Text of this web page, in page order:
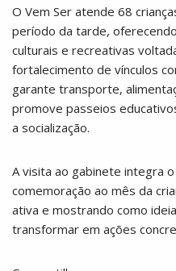
O Vem Ser atende 68
período da tarde,
culturais e recreativas
fortalecimento de vínculos
garante transporte,
promove passeios
a socialização.
A visita ao gabinete integra
comemoração ao mês da
ativa e mostrando como
transformar em ações